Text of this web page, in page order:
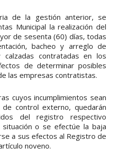
de la gestión anterior, se
Municipal la realización del
de sesenta (60) días, todas
bacheo y arreglo de
contratadas en los
de determinar posibles
las empresas contratistas.
cuyos incumplimientos sean
control externo, quedarán
del registro respectivo
o se efectúe la baja
a sus efectos al Registro de
noveno.